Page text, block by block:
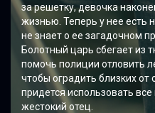
за решетку, девочка
жизнью. Теперь у нее есть
не знает о ее загадочном
Болотный царь сбегает
помочь полиции отловить
чтобы оградить близких от
придется использовать
жестокий отец.